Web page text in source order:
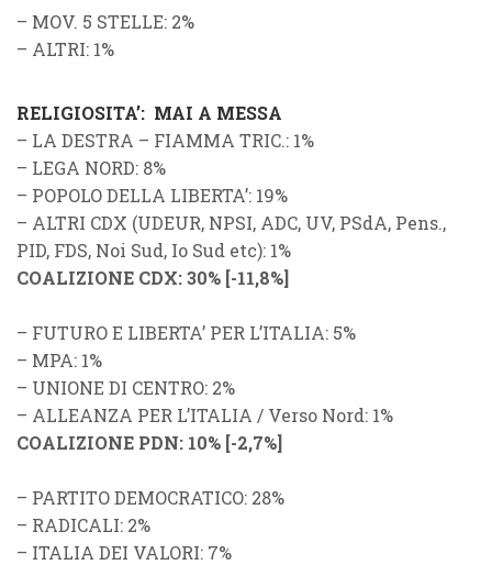
– MOV. 5 STELLE: 2%
– ALTRI: 1%
RELIGIOSITA’: MAI A MESSA
– LA DESTRA – FIAMMA TRIC.: 1%
– LEGA NORD: 8%
– POPOLO DELLA LIBERTA’: 19%
– ALTRI CDX (UDEUR, NPSI, ADC, UV, PSdA, Pens.,
PID, FDS, Noi Sud, Io Sud etc): 1%
COALIZIONE CDX: 30% [-11,8%]
– FUTURO E LIBERTA’ PER L’ITALIA: 5%
– MPA: 1%
– UNIONE DI CENTRO: 2%
– ALLEANZA PER L’ITALIA / Verso Nord: 1%
COALIZIONE PDN: 10% [-2,7%]
– PARTITO DEMOCRATICO: 28%
– RADICALI: 2%
– ITALIA DEI VALORI: 7%